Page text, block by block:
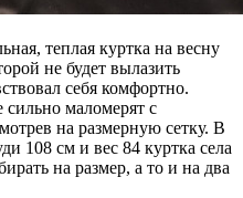
теплая куртка на весну
не будет вылазить
себя комфортно.
маломерят с
на размерную сетку. В
108 см и вес 84 куртка села
на размер, а то и на два